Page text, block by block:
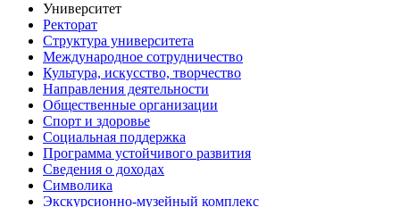
Университет
Ректорат
Структура университета
Международное сотрудничество
Культура, искусство, творчество
Направления деятельности
Общественные организации
Спорт и здоровье
Социальная поддержка
Программа устойчивого развития
Сведения о доходах
Символика
Экскурсионно-музейный комплекс